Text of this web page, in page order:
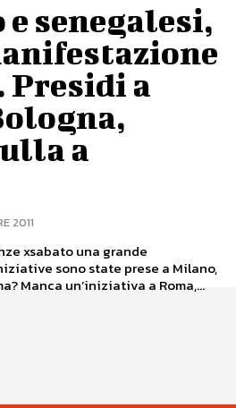
e senegalesi,
Presidi a
a
2011
xsabato una grande
sono state prese a Milano,
Manca un’iniziativa a Roma,...